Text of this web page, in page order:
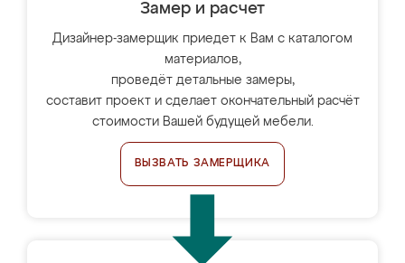
Замер и расчет
Дизайнер-замерщик приедет к Вам с каталогом
материалов,
проведёт детальные замеры,
составит проект и сделает окончательный расчёт
стоимости Вашей будущей мебели.
ВЫЗВАТЬ ЗАМЕРЩИКА